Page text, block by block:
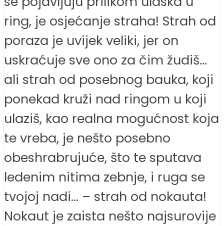
ring, je osjećanje straha! Strah od
poraza je uvijek veliki, jer on
uskraćuje sve ono za čim žudiš…
ali strah od posebnog bauka, koji
ponekad kruži nad ringom u koji
ulaziš, kao realna mogućnost koja
te vreba, je nešto posebno
obeshrabrujuće, što te sputava
ledenim nitima zebnje, i ruga se
tvojoj nadi… – strah od nokauta!
Nokaut je zaista nešto najsurovije